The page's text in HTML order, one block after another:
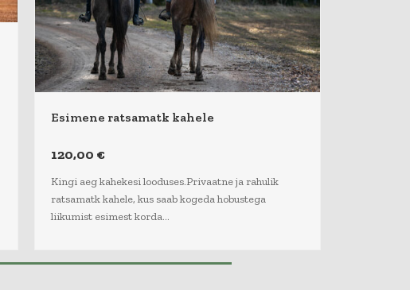
Esimene ratsamatk kahele
120,00 €
Kingi aeg kahekesi looduses.Privaatne ja rahulik
ratsamatk kahele, kus saab kogeda hobustega
liikumist esimest korda…